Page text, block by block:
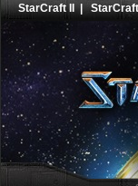
StarCraft II |